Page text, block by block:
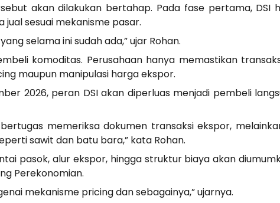
akan dilakukan bertahap. Pada fase pertama, DSI
sesuai mekanisme pasar.
selama ini sudah ada,” ujar Rohan.
komoditas. Perusahaan hanya memastikan
maupun manipulasi harga ekspor.
2026, peran DSI akan diperluas menjadi pembeli
memeriksa dokumen transaksi ekspor,
sawit dan batu bara,” kata Rohan.
pasok, alur ekspor, hingga struktur biaya akan
Perekonomian.
mekanisme pricing dan sebagainya,” ujarnya.